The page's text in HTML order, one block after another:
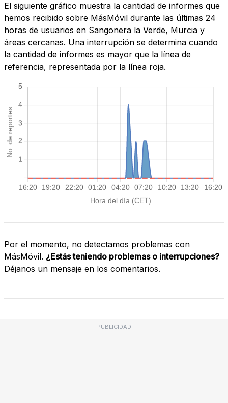
El siguiente gráfico muestra la cantidad de informes que
hemos recibido sobre MásMóvil durante las últimas 24
horas de usuarios en Sangonera la Verde, Murcia y
áreas cercanas. Una interrupción se determina cuando
la cantidad de informes es mayor que la línea de
referencia, representada por la línea roja.
Por el momento, no detectamos problemas con
MásMóvil. ¿Estás teniendo problemas o interrupciones?
Déjanos un mensaje en los comentarios.
PUBLICIDAD